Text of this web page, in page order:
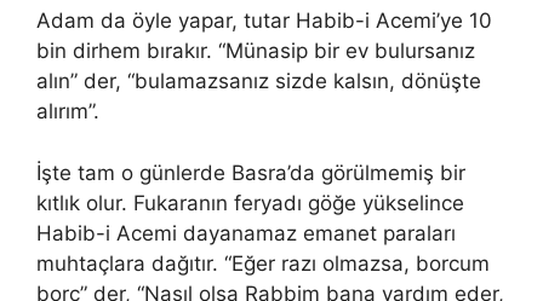
Adam da öyle yapar, tutar Habib-i Acemi’ye 10
bin dirhem bırakır. “Münasip bir ev bulursanız
alın” der, “bulamazsanız sizde kalsın, dönüşte
alırım”.
İşte tam o günlerde Basra’da görülmemiş bir
kıtlık olur. Fukaranın feryadı göğe yükselince
Habib-i Acemi dayanamaz emanet paraları
muhtaçlara dağıtır. “Eğer razı olmazsa, borcum
borç” der, “Nasıl olsa Rabbim bana yardım eder,